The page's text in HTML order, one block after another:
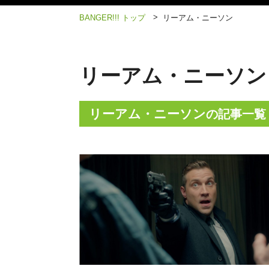
BANGER!!! トップ > リーアム・ニーソン
リーアム・ニーソン
リーアム・ニーソンの記事一覧